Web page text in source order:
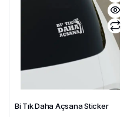
Bi Tık Daha Açsana Sticker